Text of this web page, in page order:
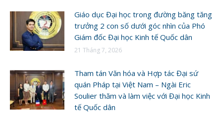
Giáo dục Đại học trong đường băng tăng
trưởng 2 con số dưới góc nhìn của Phó
Giám đốc Đại học Kinh tế Quốc dân
21 Tháng 7, 2026
Tham tán Văn hóa và Hợp tác Đại sứ
quán Pháp tại Việt Nam – Ngài Eric
Soulier thăm và làm việc với Đại học Kinh
tế Quốc dân